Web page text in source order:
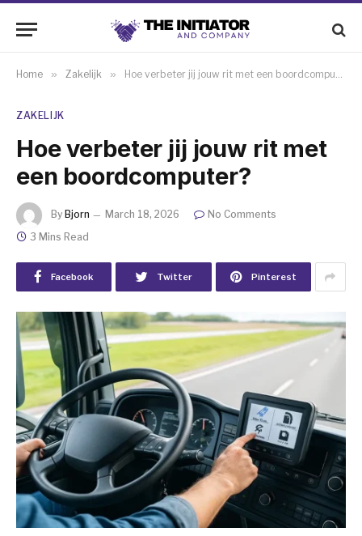
Home » Zakelijk » Hoe verbeter jij jouw rit met een boordcomputer?
ZAKELIJK
Hoe verbeter jij jouw rit met
een boordcomputer?
By Bjorn March 18, 2026
No Comments
3 Mins Read
Facebook Twitter Pinterest